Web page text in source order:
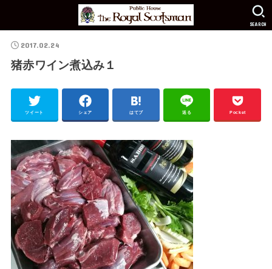
SEARCH
2017.02.24
猪赤ワイン煮込み１
ツイート シェア はてブ 送る Pocket